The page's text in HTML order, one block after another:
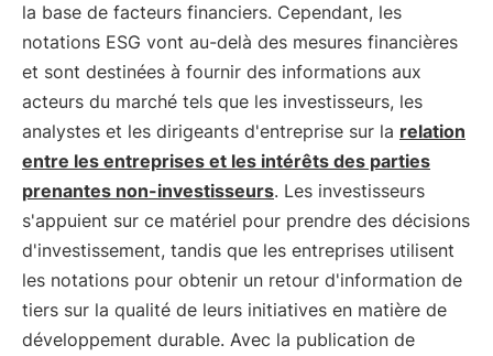
la base de facteurs financiers. Cependant, les
notations ESG vont au-delà des mesures financières
et sont destinées à fournir des informations aux
acteurs du marché tels que les investisseurs, les
analystes et les dirigeants d'entreprise sur la relation
entre les entreprises et les intérêts des parties
prenantes non-investisseurs. Les investisseurs
s'appuient sur ce matériel pour prendre des décisions
d'investissement, tandis que les entreprises utilisent
les notations pour obtenir un retour d'information de
tiers sur la qualité de leurs initiatives en matière de
développement durable. Avec la publication de